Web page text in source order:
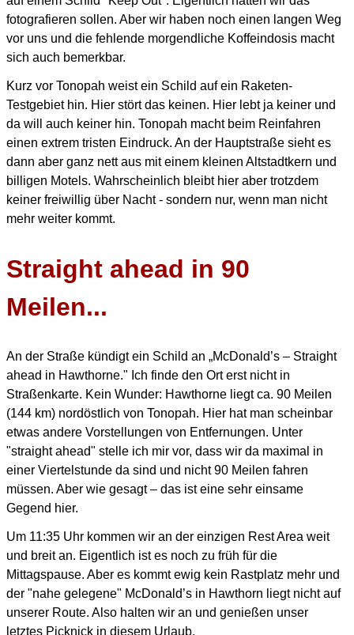
fotografieren sollen. Aber wir haben noch einen langen Weg
vor uns und die fehlende morgendliche Koffeindosis macht
sich auch bemerkbar.
Kurz vor Tonopah weist ein Schild auf ein Raketen-
Testgebiet hin. Hier stört das keinen. Hier lebt ja keiner und
da will auch keiner hin. Tonopah macht beim Reinfahren
einen extrem tristen Eindruck. An der Hauptstraße sieht es
dann aber ganz nett aus mit einem kleinen Altstadtkern und
billigen Motels. Wahrscheinlich bleibt hier aber trotzdem
keiner freiwillig über Nacht - sondern nur, wenn man nicht
mehr weiter kommt.
Straight ahead in 90
Meilen...
An der Straße kündigt ein Schild an „McDonald’s – Straight
ahead in Hawthorne." Ich finde den Ort erst nicht in
Straßenkarte. Kein Wunder: Hawthorne liegt ca. 90 Meilen
(144 km) nordöstlich von Tonopah. Hier hat man scheinbar
etwas andere Vorstellungen von Entfernungen. Unter
"straight ahead" stelle ich mir vor, dass wir da maximal in
einer Viertelstunde da sind und nicht 90 Meilen fahren
müssen. Aber wie gesagt – das ist eine sehr einsame
Gegend hier.
Um 11:35 Uhr kommen wir an der einzigen Rest Area weit
und breit an. Eigentlich ist es noch zu früh für die
Mittagspause. Aber es kommt ewig kein Rastplatz mehr und
der "nahe gelegene" McDonald’s in Hawthorn liegt nicht auf
unserer Route. Also halten wir an und genießen unser
letztes Picknick in diesem Urlaub.